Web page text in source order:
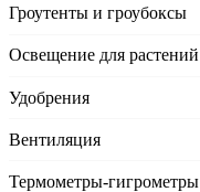
Гроутенты и гроубоксы
Освещение для растений
Удобрения
Вентиляция
Термометры-гигрометры